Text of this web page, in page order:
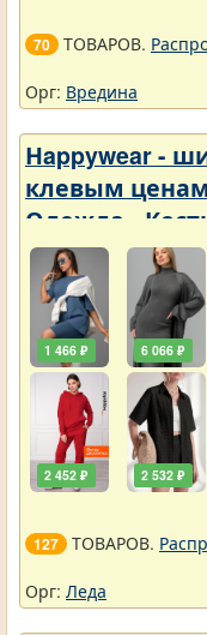
70 ТОВАРОВ.
Орг: Вредина
Нappywear -
клевым
Одежда -
1 466 ₽
2 452 ₽
6 066 ₽
2 532 ₽
127 ТОВАРОВ.
Орг: Леда